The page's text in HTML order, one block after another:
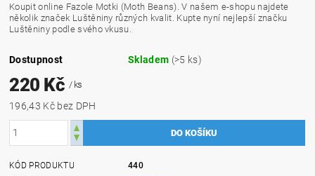
Koupit online Fazole Motki (Moth Beans). V našem e-shopu najdete
několik značek Luštěniny různých kvalit. Kupte nyní nejlepší značku
Luštěniny podle svého vkusu.
Dostupnost Skladem (>5 ks)
220 Kč / ks
196,43 Kč bez DPH
KÓD PRODUKTU
440